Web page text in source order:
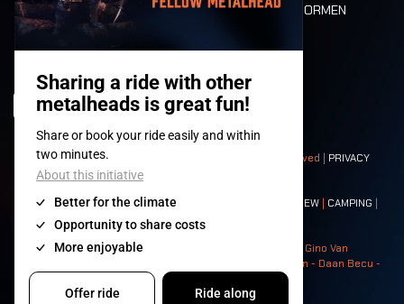
WAARDEN EN NORMEN
HISTORIEK
© 2008-2026- Apache Productions VZW – All rights reserved | PRIVACY
POLICY|ALGEMENE VOORWAARDEN
Contact:GENERAL| PARTNERSHIPS CREW | CAMPING |
NEIGHBOURS
Photos: Ann Kermans - Hans Van Hoof - Eliaz Bruggeman - Gino Van
Lancker - Tim Tronckoe - Elsie Roymans - Stijn Verbruggen - Daan Becu -
Claus Christa - Devid Camerlynck